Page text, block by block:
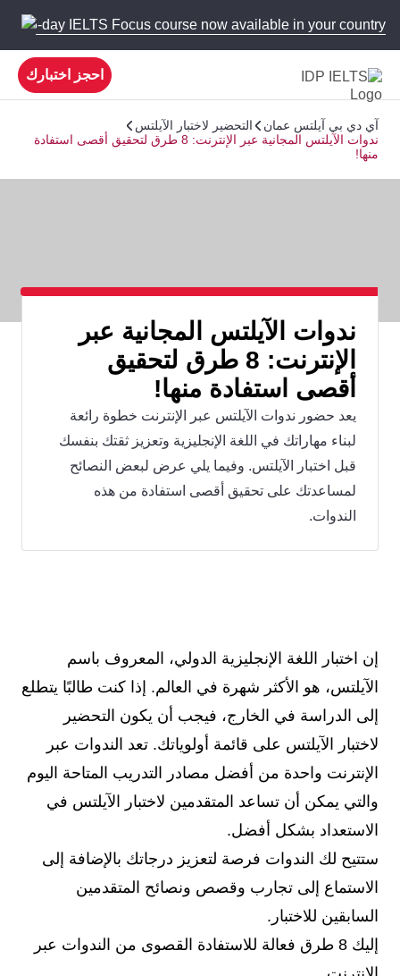
5-day IELTS Focus course now available in your country!
احجز اختبارك
آي دي بي آيلتس عمان
التحضير لاختبار الآيلتس
ندوات الآيلتس المجانية عبر الإنترنت: 8 طرق لتحقيق أقصى استفادة
منها!
ندوات الآيلتس المجانية عبر
الإنترنت: 8 طرق لتحقيق
أقصى استفادة منها!
يعد حضور ندوات الآيلتس عبر الإنترنت خطوة رائعة
لبناء مهاراتك في اللغة الإنجليزية وتعزيز ثقتك بنفسك
قبل اختبار الآيلتس. وفيما يلي عرض لبعض النصائح
لمساعدتك على تحقيق أقصى استفادة من هذه
الندوات.
إن اختبار اللغة الإنجليزية الدولي، المعروف باسم
الآيلتس، هو الأكثر شهرة في العالم. إذا كنت طالبًا يتطلع
إلى الدراسة في الخارج، فيجب أن يكون التحضير
لاختبار الآيلتس على قائمة أولوياتك. تعد الندوات عبر
الإنترنت واحدة من أفضل مصادر التدريب المتاحة اليوم
والتي يمكن أن تساعد المتقدمين لاختبار الآيلتس في
الاستعداد بشكل أفضل.
ستتيح لك الندوات فرصة لتعزيز درجاتك بالإضافة إلى
الاستماع إلى تجارب وقصص ونصائح المتقدمين
السابقين للاختبار.
إليك 8 طرق فعالة للاستفادة القصوى من الندوات عبر